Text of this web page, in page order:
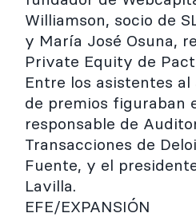
Williamson, socio de
y María José Osuna,
Private Equity de
Entre los asistentes
de premios figuraban
responsable de
Transacciones de
Fuente, y el
Lavilla.
EFE/EXPANSIÓN